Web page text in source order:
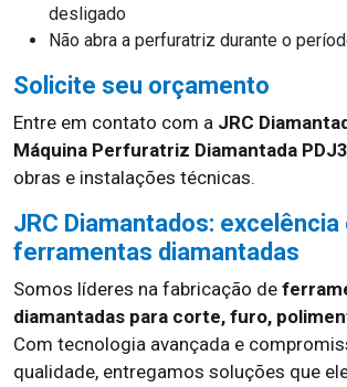
desligado
Não abra a perfuratriz durante o
Solicite seu orçamento
Entre em contato com a JRC
Máquina Perfuratriz Diamantada PDJ3
obras e instalações técnicas.
JRC Diamantados: excelência
ferramentas diamantadas
Somos líderes na fabricação de
diamantadas para corte, furo,
Com tecnologia avançada e
qualidade, entregamos soluções que